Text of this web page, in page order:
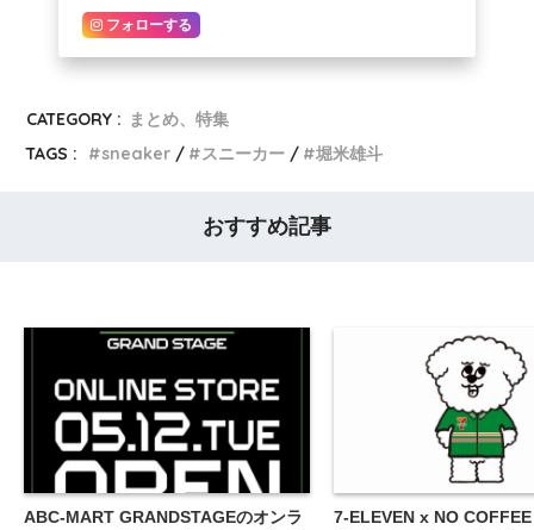
フォローする
CATEGORY : まとめ、特集
TAGS :
sneaker スニーカー 堀米雄斗
おすすめ記事
ABC-MART GRANDSTAGEのオンラ
7-ELEVEN x NO